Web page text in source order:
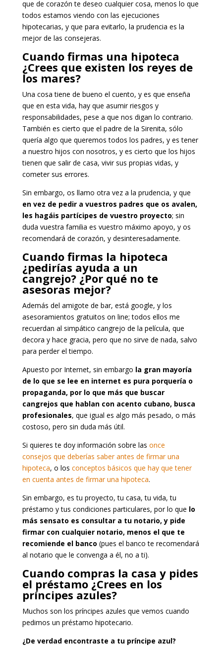
que de corazón te deseo cualquier cosa, menos lo que
todos estamos viendo con las ejecuciones
hipotecarias, y que para evitarlo, la prudencia es la
mejor de las consejeras.
Cuando firmas una hipoteca
¿Crees que existen los reyes de
los mares?
Una cosa tiene de bueno el cuento, y es que enseña
que en esta vida, hay que asumir riesgos y
responsabilidades, pese a que nos digan lo contrario.
También es cierto que el padre de la Sirenita, sólo
quería algo que queremos todos los padres, y es tener
a nuestro hijos con nosotros, y es cierto que los hijos
tienen que salir de casa, vivir sus propias vidas, y
cometer sus errores.
Sin embargo, os llamo otra vez a la prudencia, y que
en vez de pedir a vuestros padres que os avalen,
les hagáis partícipes de vuestro proyecto; sin
duda vuestra familia es vuestro máximo apoyo, y os
recomendará de corazón, y desinteresadamente.
Cuando firmas la hipoteca
¿pedirías ayuda a un
cangrejo? ¿Por qué no te
asesoras mejor?
Además del amigote de bar, está google, y los
asesoramientos gratuitos on line; todos ellos me
recuerdan al simpático cangrejo de la película, que
decora y hace gracia, pero que no sirve de nada, salvo
para perder el tiempo.
Apuesto por Internet, sin embargo la gran mayoría
de lo que se lee en internet es pura porquería o
propaganda, por lo que más que buscar
cangrejos que hablan con acento cubano, busca
profesionales, que igual es algo más pesado, o más
costoso, pero sin duda más útil.
Si quieres te doy información sobre las once
consejos que deberías saber antes de firmar una
hipoteca, o los conceptos básicos que hay que tener
en cuenta antes de firmar una hipoteca.
Sin embargo, es tu proyecto, tu casa, tu vida, tu
préstamo y tus condiciones particulares, por lo que lo
más sensato es consultar a tu notario, y pide
firmar con cualquier notario, menos el que te
recomiende el banco (pues el banco te recomendará
al notario que le convenga a él, no a ti).
Cuando compras la casa y pides
el préstamo ¿Crees en los
príncipes azules?
Muchos son los príncipes azules que vemos cuando
pedimos un préstamo hipotecario.
¿De verdad encontraste a tu príncipe azul?